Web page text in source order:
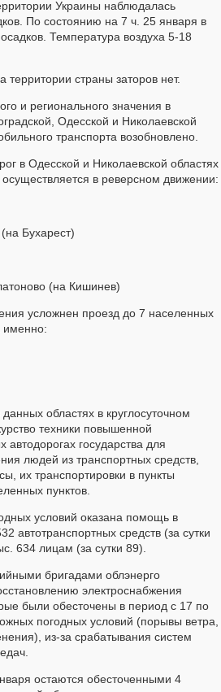
Украины наблюдалась
По состоянию на 7 ч. 25 января в
Температура воздуха 5-18
страны заторов нет.
и регионального значения в
Одесской и Николаевской
транспорта возобновлено.
в Одесской и Николаевской областях
в реверсном движении:
Бухарест)
(на Кишинев)
усложнен проезд до 7 населенных
именно:
областях в круглосуточном
техники повышенной
государства для
людей из транспортных средств,
их транспортировки в пункты
пунктов.
условий оказана помощь в
автотранспортных средств (за сутки
634 лицам (за сутки 89).
бригадами облэнерго
электроснабжения
были обесточены в период с 17 по
погодных условий (порывы ветра,
из-за срабатывания систем
остаются обесточенными 4